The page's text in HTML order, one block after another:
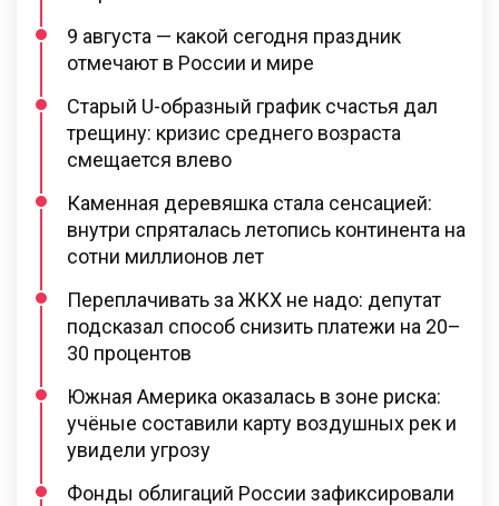
9 августа — какой сегодня праздник
отмечают в России и мире
Старый U-образный график счастья дал
трещину: кризис среднего возраста
смещается влево
Каменная деревяшка стала сенсацией:
внутри спряталась летопись континента на
сотни миллионов лет
Переплачивать за ЖКХ не надо: депутат
подсказал способ снизить платежи на 20–
30 процентов
Южная Америка оказалась в зоне риска:
учёные составили карту воздушных рек и
увидели угрозу
Фонды облигаций России зафиксировали